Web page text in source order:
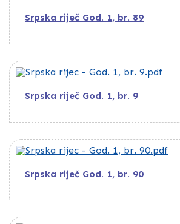
Srpska riječ God. 1, br. 89
Srpska riječ God. 1, br. 9
Srpska riječ God. 1, br. 90